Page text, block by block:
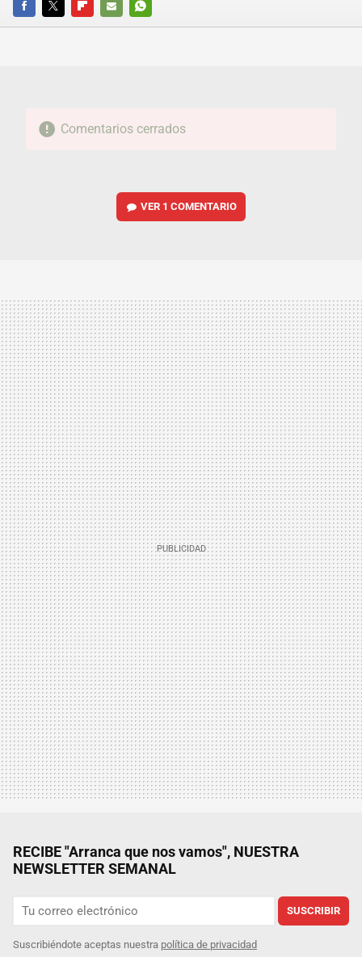
FACEBOOKTWITTERFLIPBOARD
E-
WHATSAPP
Comentarios cerrados
VER 1 COMENTARIO
RECIBE "Arranca que nos vamos", NUESTRA
NEWSLETTER SEMANAL
SUSCRIBIR
Suscribiéndote aceptas nuestra política de privacidad